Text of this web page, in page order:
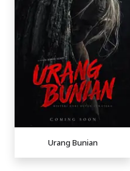
Urang Bunian